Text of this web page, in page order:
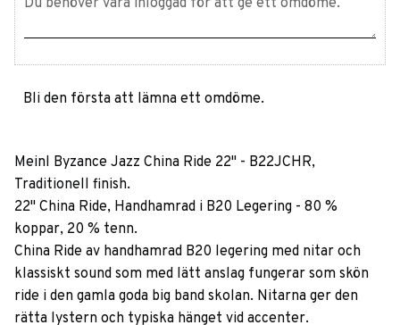
Bli den första att lämna ett omdöme.
Meinl Byzance Jazz China Ride 22" - B22JCHR,
Traditionell finish.
22" China Ride, Handhamrad i B20 Legering - 80 %
koppar, 20 % tenn.
China Ride av handhamrad B20 legering med nitar och
klassiskt sound som med lätt anslag fungerar som skön
ride i den gamla goda big band skolan. Nitarna ger den
rätta lystern och typiska hänget vid accenter.